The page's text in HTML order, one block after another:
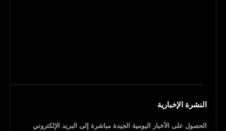
النشرة الإخبارية
الحصول على الأخبار اليومية الجيدة مباشرة إلى البريد الإلكتروني